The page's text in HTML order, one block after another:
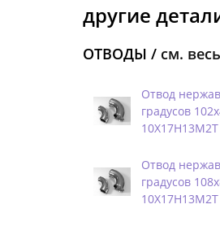
другие
ОТВОДЫ / см.
Отвод
градусов
10Х17Н13М2Т
Отвод
градусов
10Х17Н13М2Т